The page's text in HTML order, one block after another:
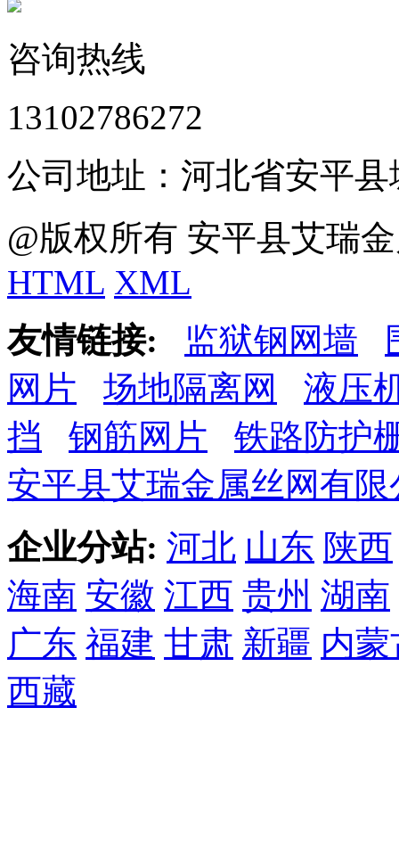
咨询热线
13102786272
公司地址：河北省安平
@版权所有 安平县艾瑞
HTML XML
友情链接:
监狱钢网墙
网片
场地隔离网
液压
挡
钢筋网片
铁路防护
安平县艾瑞金属丝网有限
企业分站: 河北 山东 陕西
海南 安徽 江西 贵州 湖南
广东 福建 甘肃 新疆 内蒙
西藏